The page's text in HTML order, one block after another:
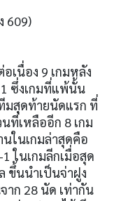
609)
เนื่อง 9 เกมหลัง
ซึ่งเกมที่แพ้นั้น
มสุดท้ายนัดแรก ที่
ที่เหลืออีก 8 เกม
ในเกมล่าสุดคือ
ในเกมลีกเมื่อสุด
ขึ้นนำเป็นจ่าฝูง
าก 28 นัด เท่ากัน